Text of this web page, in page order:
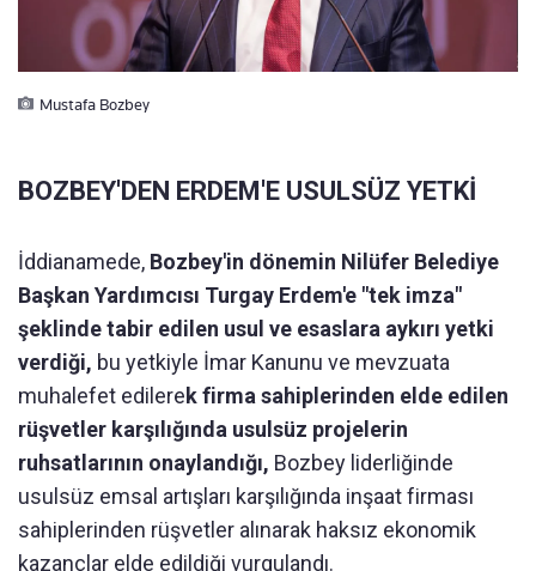
Mustafa Bozbey
BOZBEY'DEN ERDEM'E USULSÜZ YETKİ
İddianamede, Bozbey'in dönemin Nilüfer Belediye
Başkan Yardımcısı Turgay Erdem'e "tek imza"
şeklinde tabir edilen usul ve esaslara aykırı yetki
verdiği, bu yetkiyle İmar Kanunu ve mevzuata
muhalefet edilerek firma sahiplerinden elde edilen
rüşvetler karşılığında usulsüz projelerin
ruhsatlarının onaylandığı, Bozbey liderliğinde
usulsüz emsal artışları karşılığında inşaat firması
sahiplerinden rüşvetler alınarak haksız ekonomik
kazançlar elde edildiği vurgulandı.